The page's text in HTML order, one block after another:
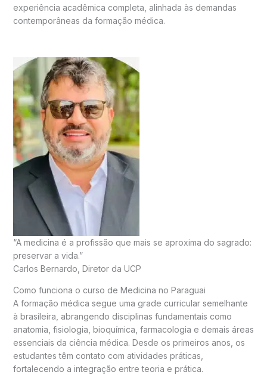
experiência acadêmica completa, alinhada às demandas
contemporâneas da formação médica.
“A medicina é a profissão que mais se aproxima do sagrado:
preservar a vida.”
Carlos Bernardo, Diretor da UCP
Como funciona o curso de Medicina no Paraguai
A formação médica segue uma grade curricular semelhante
à brasileira, abrangendo disciplinas fundamentais como
anatomia, fisiologia, bioquímica, farmacologia e demais áreas
essenciais da ciência médica. Desde os primeiros anos, os
estudantes têm contato com atividades práticas,
fortalecendo a integração entre teoria e prática.